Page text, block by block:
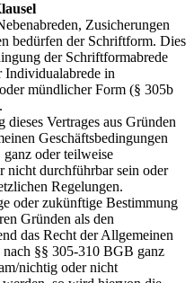
Zusicherungen
bedürfen der Schriftform. Dies
der Schriftformabrede
Individualabrede in
mündlicher Form (§ 305b
dieses Vertrages aus Gründen
Geschäftsbedingungen
oder teilweise
nicht durchführbar sein oder
Regelungen.
oder zukünftige Bestimmung
Gründen als den
das Recht der Allgemeinen
nach §§ 305-310 BGB ganz
nichtig oder nicht